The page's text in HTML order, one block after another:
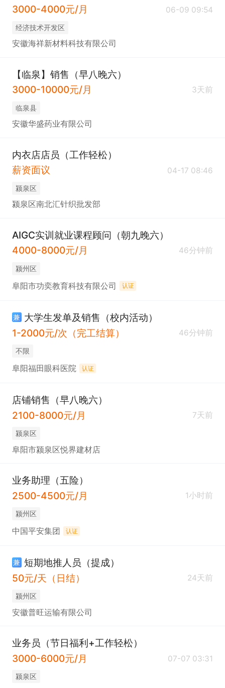
3000-4000元/月 06-09 09:54
经济技术开发区
安徽海祥新材料科技有限公司
【临泉】销售（早八晚六）
3000-10000元/月
3天前
临泉县
安徽华盛药业有限公司
内衣店店员（工作轻松）
薪资面议
04-17 08:46
颍泉区
颍泉区南北汇针织批发部
AIGC实训就业课程顾问（朝九晚六）
4000-8000元/月
46分钟前
颍州区
阜阳市功奕教育科技有限公司 认证
兼 大学生发单及销售（校内活动）
1-2000元/次（完工结算）
46分钟前
不限
阜阳福田眼科医院 认证
店铺销售（早八晚六）
2100-8000元/月
7天前
颍泉区
阜阳市颍泉区悦界建材店
业务助理（五险）
2500-4500元/月
1小时前
颍州区
中国平安集团 认证
兼 短期地推人员（提成）
50元/天（日结）
24天前
颍州区
安徽普旺运输有限公司
业务员（节日福利+工作轻松）
3000-6000元/月
07-07 03:31
颍泉区